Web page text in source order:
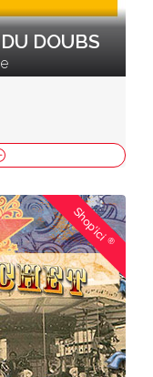
DOUBS
Shop'ici®